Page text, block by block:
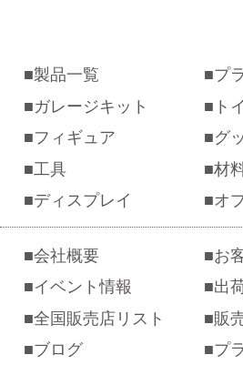
製品一覧
プ
ガレージキット
トイ
フィギュア
グ
工具
材
ディスプレイ
オ
会社概要
お
イベント情報
出
全国販売店リスト
販
ブログ
プ